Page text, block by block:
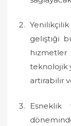
geliştiği
teknolojik
artırabilir
Esneklik